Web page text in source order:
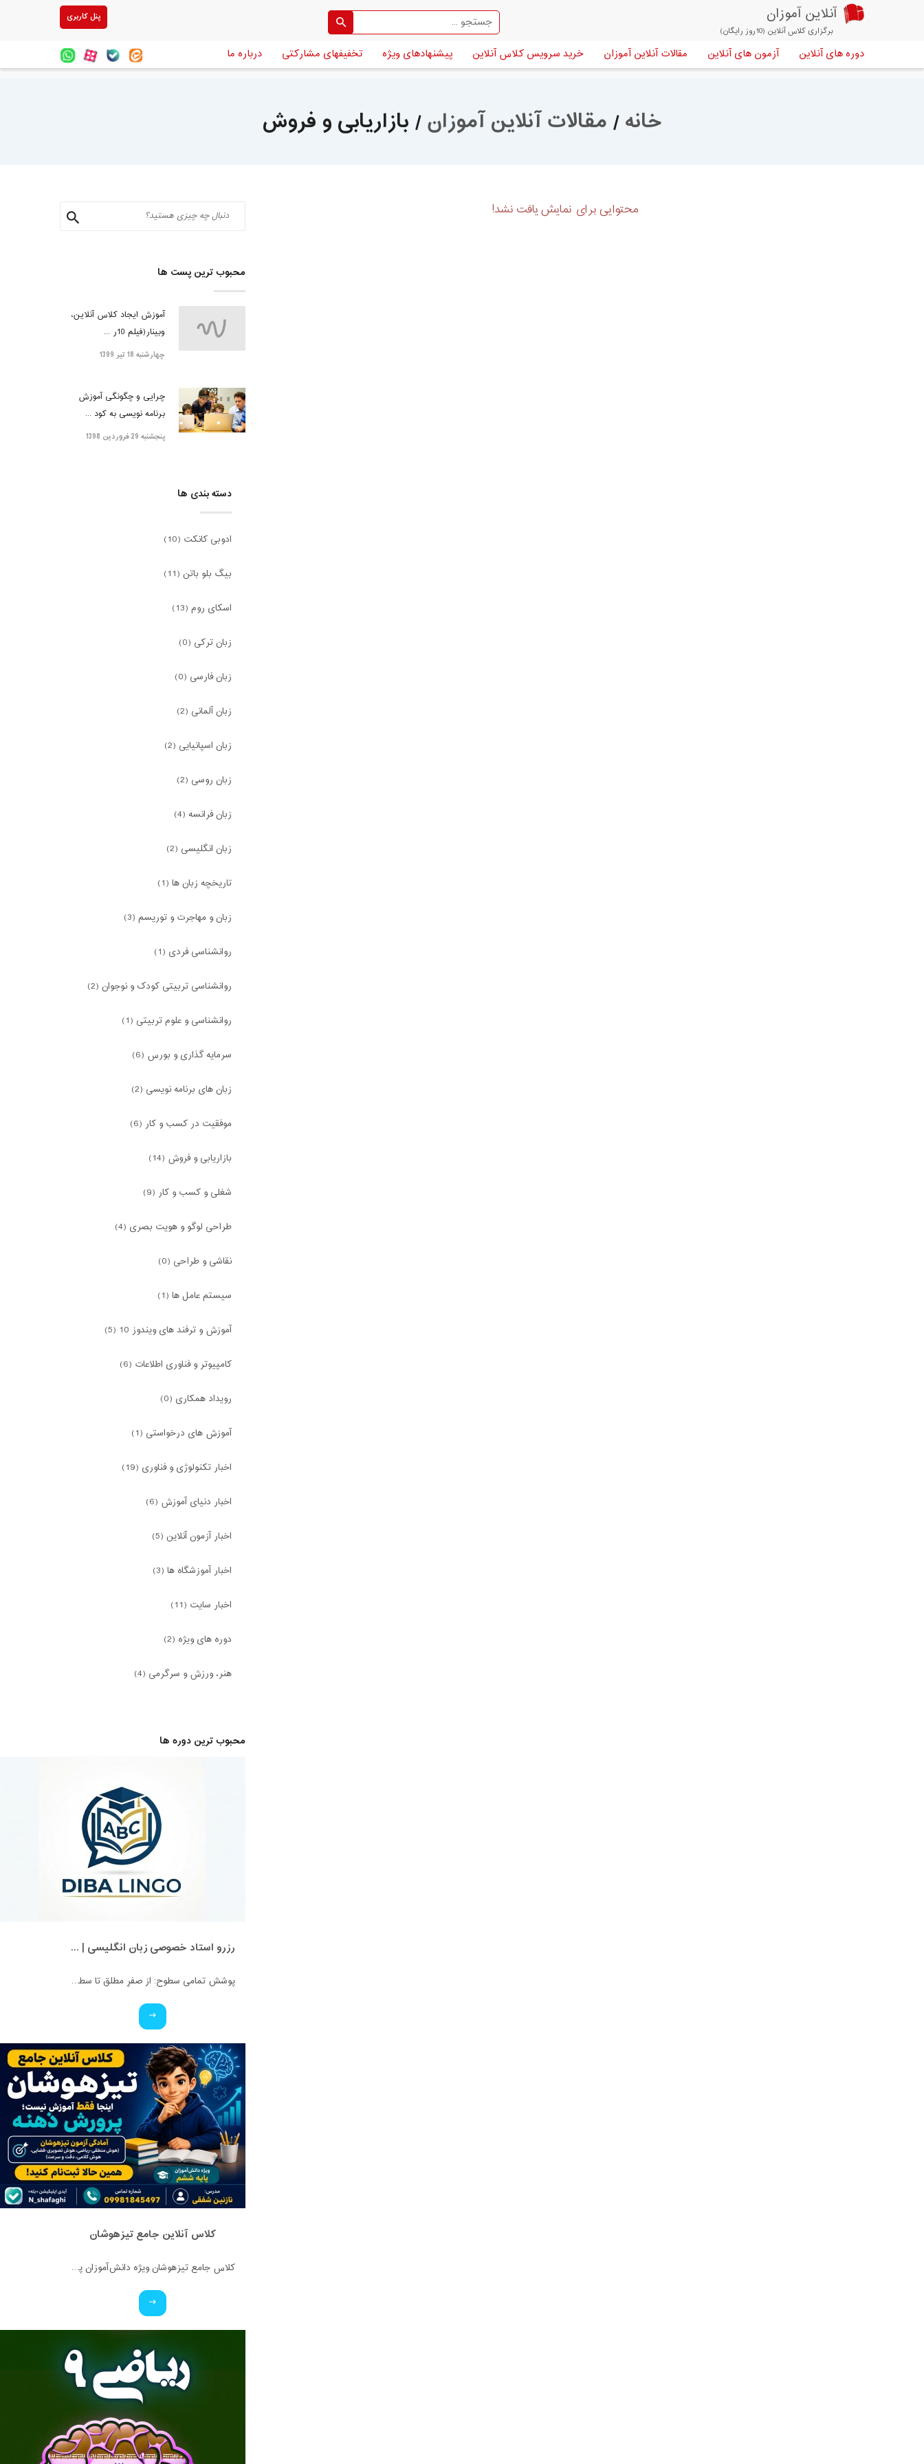
آنلاین آموزان
برگزاری کلاس آنلاین (10روز رایگان)
پنل کاربری
دوره های آنلاین آزمون های آنلاین مقالات آنلاین آموزان خرید سرویس کلاس آنلاین پیشنهادهای ویژه تخفیفهای مشارکتی درباره ما
خانه/مقالات آنلاین آموزان/ بازاریابی و فروش
محتوایی برای نمایش یافت نشد!
محبوب ترین پست ها
آموزش ایجاد کلاس آنلاین،
وبینار(فیلم 10ر ...
چهارشنبه 18 تیر 1399
چرایی و چگونگی آموزش
برنامه نویسی به کود ...
پنجشنبه 29 فروردین 1398
دسته بندی ها
ادوبی کانکت (10)
بیگ بلو باتن (11)
اسکای روم (13)
زبان ترکی (0)
زبان فارسی (0)
زبان آلمانی (2)
زبان اسپانیایی (2)
زبان روسی (2)
زبان فرانسه (4)
زبان انگلیسی (2)
تاریخچه زبان ها (1)
زبان و مهاجرت و توریسم (3)
روانشناسی فردی (1)
روانشناسی تربیتی کودک و نوجوان (2)
روانشناسی و علوم تربیتی (1)
سرمایه گذاری و بورس (6)
زبان های برنامه نویسی (2)
موفقیت در کسب و کار (6)
بازاریابی و فروش (14)
شغلی و کسب و کار (9)
طراحی لوگو و هویت بصری (4)
نقاشی و طراحی (0)
سیستم عامل ها (1)
آموزش و ترفند های ویندوز 10 (5)
کامپیوتر و فناوری اطلاعات (6)
رویداد همکاری (0)
آموزش های درخواستی (1)
اخبار تکنولوژی و فناوری (19)
اخبار دنیای آموزش (6)
اخبار آزمون آنلاین (5)
اخبار آموزشگاه ها (3)
اخبار سایت (11)
دوره های ویژه (2)
هنر، ورزش و سرگرمی (4)
محبوب ترین دوره ها
رزرو استاد خصوصی زبان انگلیسی | کلاس یک‌نفره با زهرا اسفندیاری + مشاوره رایگان
پوشش تمامی سطوح: از صفرِ مطلق تا سطوح پیشرفته و آمادگی آزمون‌ها. ✅ ویژه تمامی پایه‌ها: کلاس‌های اختصاصی برای کودکان، نوجوانان و بزرگسالان. ✅ بستر آموزشی حرفه‌ای: برگزاری کلاس‌ها در محیط تعاملی اسکای‌روم (Skyroom) و بیگ‌بلو‌باتن (BBB) (بدون نیاز به نصب برنامه و با محیطی کاملاً فارسی و ساده). ✅ تضمین کیفیت: مدرس دوره، کارشناس آموزش زبان انگلیسی و متخصص متدهای نوین تدریس. ✅ قیمت استثنایی: هدف ما عدالت آموزشیه، پس با کمترین هزینه، بهترین کیفیت رو تجربه کنید!
کلاس آنلاین جامع تیزهوشان
کلاس جامع تیزهوشان ویژه دانش‌آموزان پایه ششم